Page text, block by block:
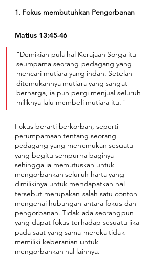
1. Fokus membutuhkan Pengorbanan
Matius 13:45-46
"Demikian pula hal Kerajaan Sorga itu
seumpama seorang pedagang yang
mencari mutiara yang indah. Setelah
ditemukannya mutiara yang sangat
berharga, ia pun pergi menjual seluruh
miliknya lalu membeli mutiara itu."
Fokus berarti berkorban, seperti
perumpamaan tentang seorang
pedagang yang menemukan sesuatu
yang begitu sempurna baginya
sehingga ia memutuskan untuk
mengorbankan seluruh harta yang
dimilikinya untuk mendapatkan hal
tersebut merupakan salah satu contoh
mengenai hubungan antara fokus dan
pengorbanan. Tidak ada seorangpun
yang dapat fokus terhadap sesuatu jika
pada saat yang sama mereka tidak
memiliki keberanian untuk
mengorbankan hal lainnya.